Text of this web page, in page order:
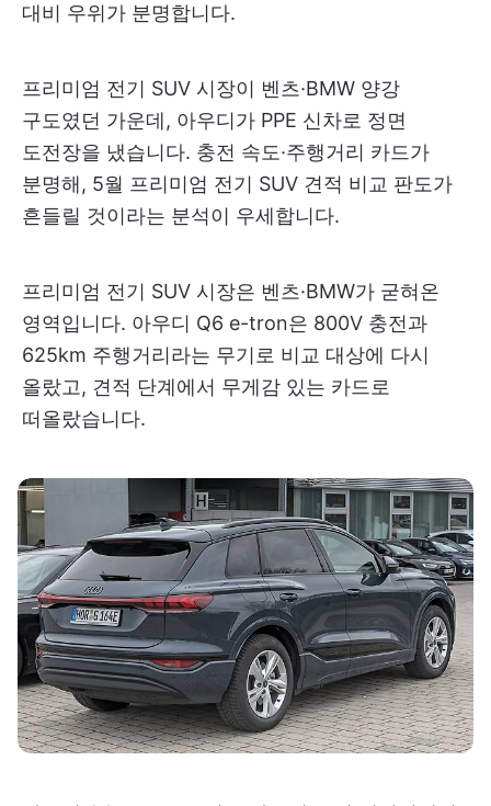
대비 우위가 분명합니다.
프리미엄 전기 SUV 시장이 벤츠·BMW 양강
구도였던 가운데, 아우디가 PPE 신차로 정면
도전장을 냈습니다. 충전 속도·주행거리 카드가
분명해, 5월 프리미엄 전기 SUV 견적 비교 판도가
흔들릴 것이라는 분석이 우세합니다.
프리미엄 전기 SUV 시장은 벤츠·BMW가 굳혀온
영역입니다. 아우디 Q6 e-tron은 800V 충전과
625km 주행거리라는 무기로 비교 대상에 다시
올랐고, 견적 단계에서 무게감 있는 카드로
떠올랐습니다.